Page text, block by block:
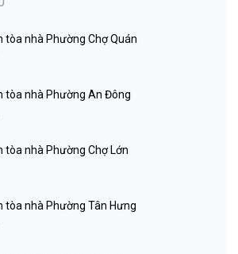
tòa nhà Phường Chợ Quán
tòa nhà Phường An Đông
tòa nhà Phường Chợ Lớn
tòa nhà Phường Tân Hưng